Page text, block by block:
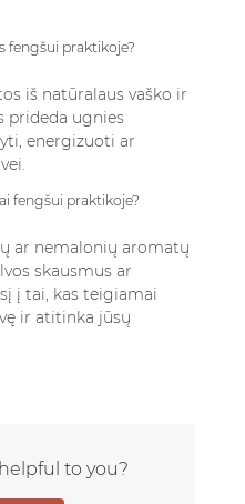
fengšui praktikoje?
iš natūralaus vaško ir
prideda ugnies
energizuoti ar
fengšui praktikoje?
ar nemalonių aromatų
skausmus ar
į tai, kas teigiamai
ir atitinka jūsų
to you?